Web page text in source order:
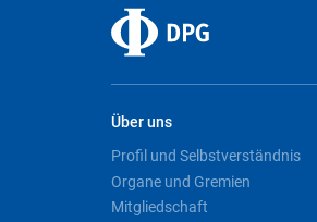
Über uns
Profil und Selbstverständnis
Organe und Gremien
Mitgliedschaft